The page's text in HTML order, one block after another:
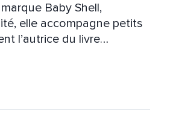
Baby Shell,
elle accompagne petits
l’autrice du livre
À travers sa voix
rêver et se reconnecter à